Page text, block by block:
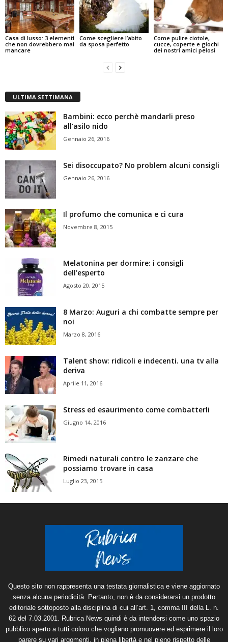
Casa di lusso: 3 elementi
che non dovrebbero mai
mancare
Come scegliere l’abito
da sposa perfetto
Come pulire ciotole,
cucce, coperte e giochi
dei nostri amici pelosi
ULTIMA SETTIMANA
Bambini: ecco perchè mandarli preso
all’asilo nido
Gennaio 26, 2016
Sei disoccupato? No problem alcuni consigli
Gennaio 26, 2016
Il profumo che comunica e ci cura
Novembre 8, 2015
Melatonina per dormire: i consigli
dell’esperto
Agosto 20, 2015
8 Marzo: Auguri a chi combatte sempre per
noi
Marzo 8, 2016
Talent show: ridicoli e indecenti. una tv alla
deriva
Aprile 11, 2016
Stress ed esaurimento come combatterli
Giugno 14, 2016
Rimedi naturali contro le zanzare che
possiamo trovare in casa
Luglio 23, 2015
Questo sito non rappresenta una testata giornalistica e viene aggiornato
senza alcuna periodicità. Pertanto, non è da considerarsi un prodotto
editoriale sottoposto alla disciplina di cui all’art. 1, comma III della L. n.
62 del 7.03.2001. Rubrica News quindi è da intendersi come uno spazio
pubblico aperto a tutti coloro che vogliano promuovere ed esprimere il loro
parere su vari argomenti, in piena libertà e nel pieno rispetto delle